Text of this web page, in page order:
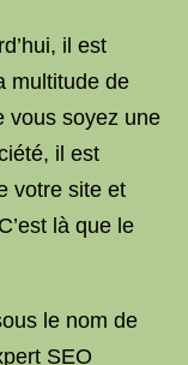
il est
multitude de
vous soyez une
il est
votre site et
là que le
le nom de
SEO